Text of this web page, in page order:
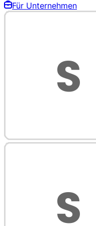
Für Unternehmen